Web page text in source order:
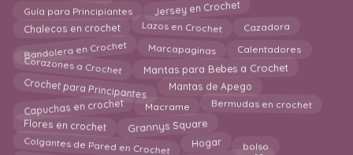
Guía para Principiantes Jersey en Crochet
Chalecos en crochet Lazos en Crochet Cazadora
Bandolera en Crochet Marcapaginas Calentadores
Corazones a Crochet Mantas para Bebes a Crochet
Crochet para Principantes Mantas de Apego
Capuchas en crochet Macrame Bermudas en crochet
Flores en crochet Grannys Square
Colgantes de Pared en Crochet Hogar bolso